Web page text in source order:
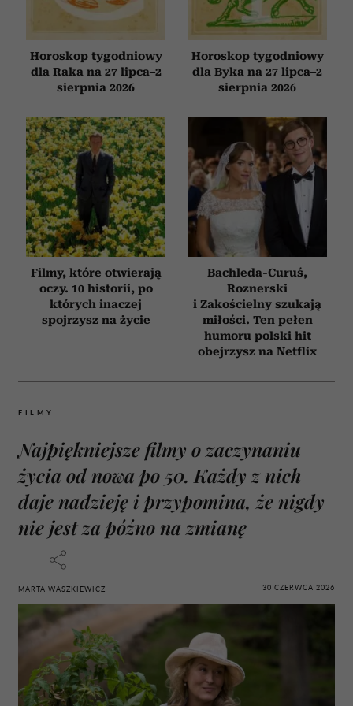
Horoskop tygodniowy
dla Raka na 27 lipca–2
sierpnia 2026
Horoskop tygodniowy
dla Byka na 27 lipca–2
sierpnia 2026
Filmy, które otwierają
oczy. 10 historii, po
których inaczej
spojrzysz na życie
Bachleda-Curuś,
Roznerski
i Zakościelny szukają
miłości. Ten pełen
humoru polski hit
obejrzysz na Netflix
FILMY
Najpiękniejsze filmy o zaczynaniu
życia od nowa po 50. Każdy z nich
daje nadzieję i przypomina, że nigdy
nie jest za późno na zmianę
MARTA WASZKIEWICZ 30 CZERWCA 2026